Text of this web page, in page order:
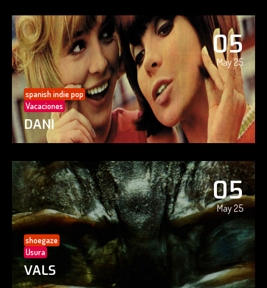
05
May 25
spanish indie pop
Vacaciones
DANI
05
May 25
shoegaze
Usura
VALS